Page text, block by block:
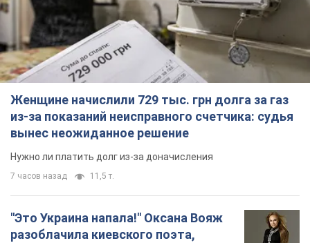
Женщине начислили 729 тыс. грн долга за газ
из-за показаний неисправного счетчика: судья
вынес неожиданное решение
Нужно ли платить долг из-за доначисления
7 часов назад 11,5 т.
"Это Украина напала!" Оксана Вояж
разоблачила киевского поэта,